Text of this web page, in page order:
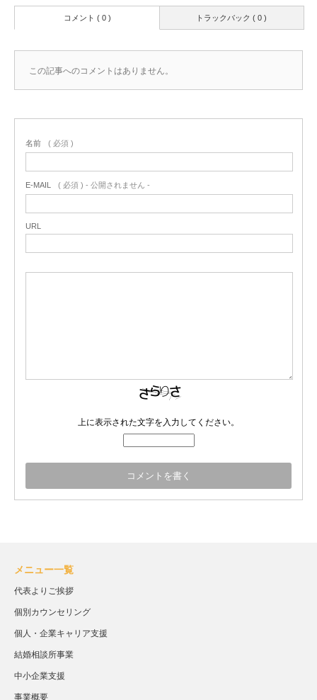
トラックバック ( 0 )
コメント ( 0 )
この記事へのコメントはありません。
名前 ( 必須 )
E-MAIL ( 必須 ) - 公開されません -
URL
上に表示された文字を入力してください。
メニュー一覧
代表よりご挨拶
個別カウンセリング
個人・企業キャリア支援
結婚相談所事業
中小企業支援
事業概要